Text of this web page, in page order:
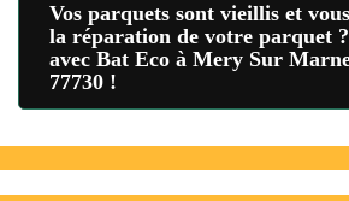
Vos parquets sont vieillis et
la réparation de votre parquet
avec Bat Eco à Mery Sur
77730 !